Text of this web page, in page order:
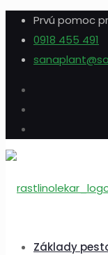
Prvú pomoc
0918 455 491
Základy